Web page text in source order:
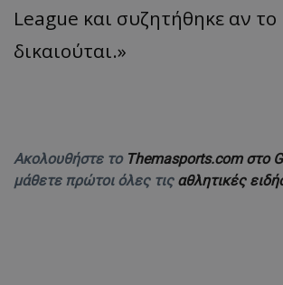
League και συζητήθηκε αν το
δικαιούται.»
Ακολουθήστε το Themasports.com στο
μάθετε πρώτοι όλες τις αθλητικές